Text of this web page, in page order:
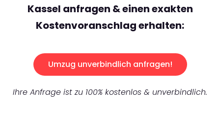
Kassel anfragen & einen exakten
Kostenvoranschlag erhalten:
Umzug unverbindlich anfragen!
Ihre Anfrage ist zu 100% kostenlos & unverbindlich.